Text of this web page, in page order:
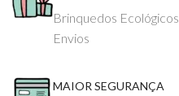
Brinquedos
Envios
MAIOR SEGURANÇA